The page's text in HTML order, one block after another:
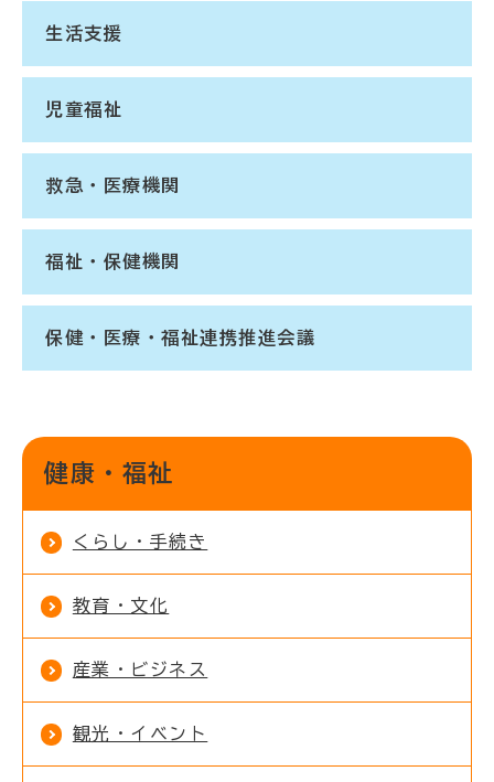
生活支援
児童福祉
救急・医療機関
福祉・保健機関
保健・医療・福祉連携推進会議
健康・福祉
くらし・手続き
教育・文化
産業・ビジネス
観光・イベント